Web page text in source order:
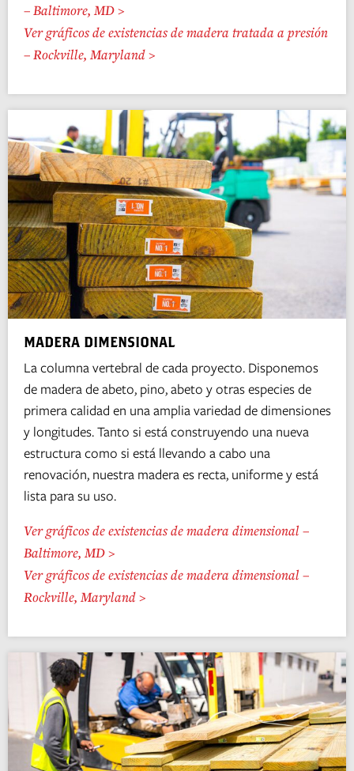
– Baltimore, MD >
Ver gráficos de existencias de madera tratada a presión
– Rockville, Maryland >
MADERA DIMENSIONAL
La columna vertebral de cada proyecto. Disponemos
de madera de abeto, pino, abeto y otras especies de
primera calidad en una amplia variedad de dimensiones
y longitudes. Tanto si está construyendo una nueva
estructura como si está llevando a cabo una
renovación, nuestra madera es recta, uniforme y está
lista para su uso.
Ver gráficos de existencias de madera dimensional –
Baltimore, MD >
Ver gráficos de existencias de madera dimensional –
Rockville, Maryland >